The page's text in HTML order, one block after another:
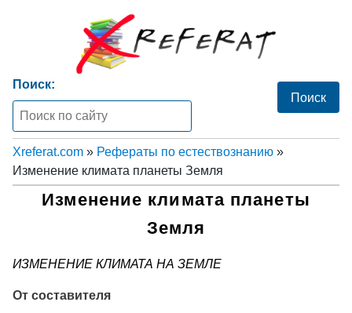
Поиск:
Xreferat.com » Рефераты по естествознанию »
Изменение климата планеты Земля
Изменение климата планеты
Земля
ИЗМЕНЕНИЕ КЛИМАТА НА ЗЕМЛЕ
От составителя